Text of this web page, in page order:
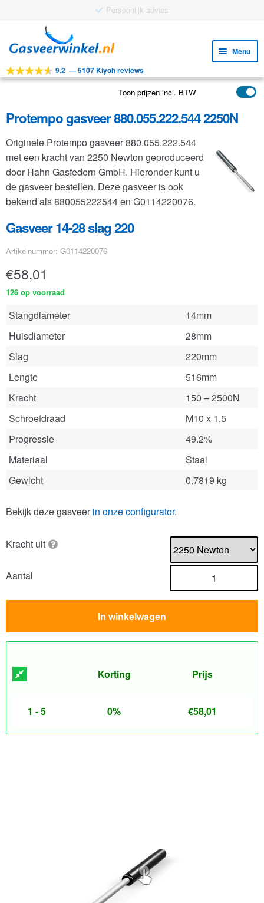
Gratis verzending vanaf €25
door
navigatie
naar
inhoud
Menu
Tools
Toepassingen
Klantenservice
FAQ
9.2 —5107 Kiyoh reviews
Toon prijzen incl. BTW
Protempo gasveer 880.055.222.544 2250N
Originele Protempo gasveer 880.055.222.544
met een kracht van 2250 Newton geproduceerd
door Hahn Gasfedern GmbH. Hieronder kunt u
de gasveer bestellen. Deze gasveer is ook
bekend als 880055222544 en G0114220076.
Gasveer 14-28 slag 220
Artikelnummer: G0114220076
€58,01
126 op voorraad
Stangdiameter
14mm
Huisdiameter
28mm
Slag
220mm
Lengte
516mm
Kracht
150 – 2500N
Schroefdraad
M10 x 1.5
Progressie
49.2%
Materiaal
Staal
Gewicht
0.7819 kg
Bekijk deze gasveer in onze configurator.
Kracht uit
Aantal
In winkelwagen
Korting Prijs
1 - 5 0% €58,01